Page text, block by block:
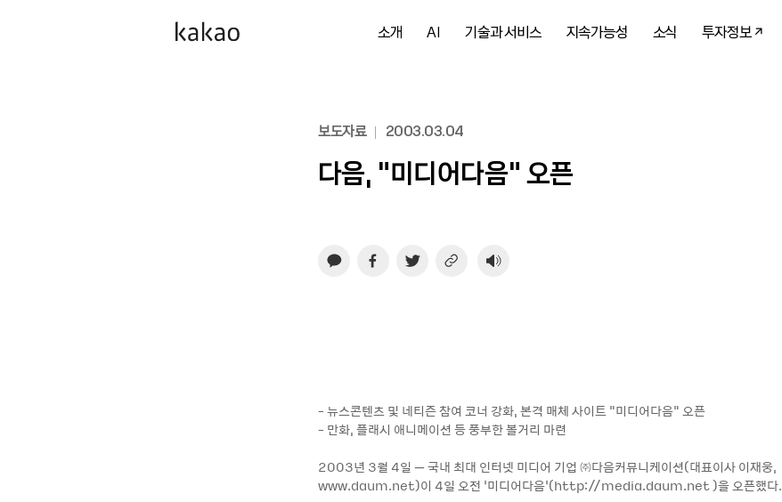
소개 AI 기술과 서비스 지속가능성 소식 투자정보
보도자료 2003.03.04
다음, "미디어다음" 오픈
- 뉴스콘텐츠 및 네티즌 참여 코너 강화, 본격 매체 사이트 "미디어다음" 오픈
- 만화, 플래시 애니메이션 등 풍부한 볼거리 마련
2003년 3월 4일 – 국내 최대 인터넷 미디어 기업 ㈜다음커뮤니케이션(대표이사 이재웅,
www.daum.net)이 4일 오전 ‘미디어다음’(http://media.daum.net )을 오픈했다.